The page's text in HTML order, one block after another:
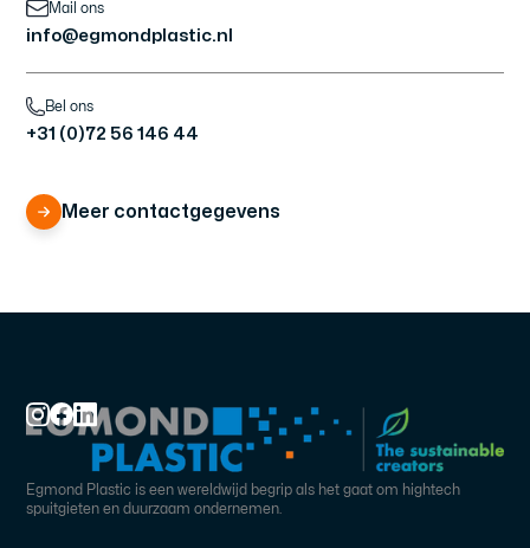
Mail ons
info@egmondplastic.nl
Bel ons
+31 (0)72 56 146 44
Meer contactgegevens
Egmond Plastic is een wereldwijd begrip als het gaat om hightech
spuitgieten en duurzaam ondernemen.